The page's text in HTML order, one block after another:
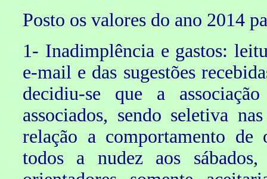
Posto os valores do ano 2014
1- Inadimplência e gastos:
e-mail e das sugestões
decidiu-se que a
associados, sendo seletiva
relação a comportamento de
todos a nudez aos